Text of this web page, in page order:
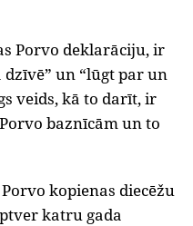
Porvo deklarāciju, ir
un “lūgt par un
veids, kā to darīt, ir
baznīcām un to
kopienas diecēžu
katru gada